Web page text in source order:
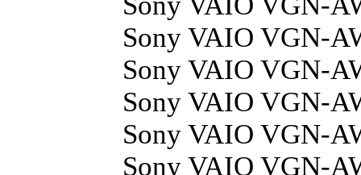
Sony VAIO VGN-
Sony VAIO VGN-
Sony VAIO VGN-
Sony VAIO VGN-
Sony VAIO VGN-